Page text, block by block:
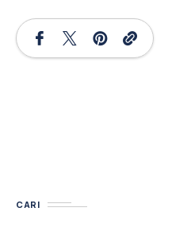
CARI